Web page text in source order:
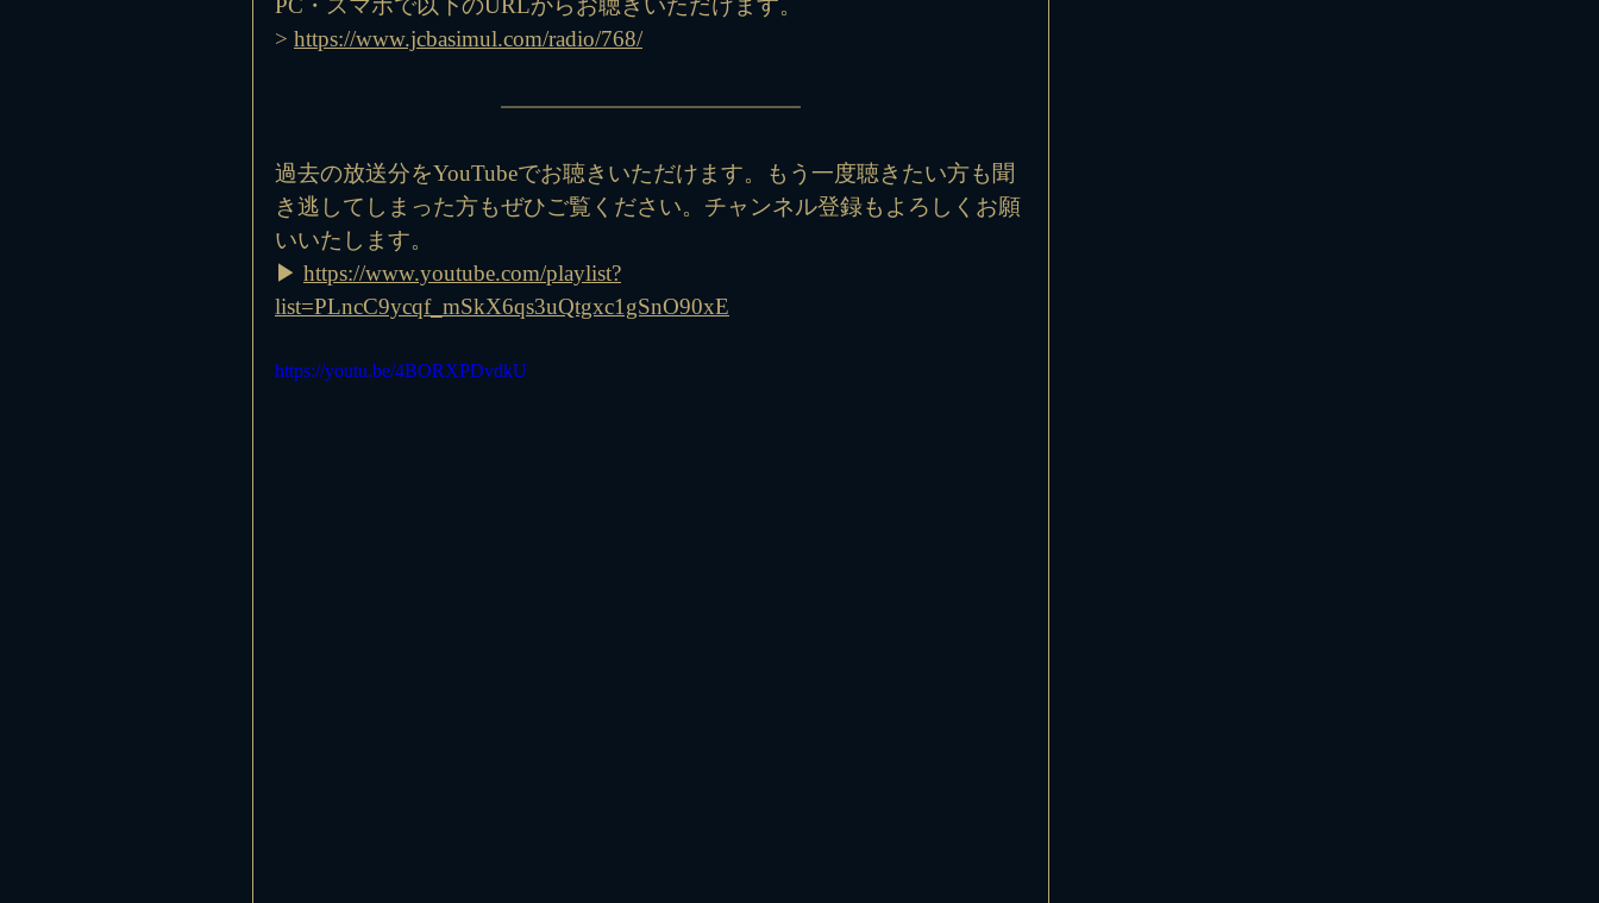
PC・スマホで以下のURLからお聴きいただけます。
> https://www.jcbasimul.com/radio/768/
過去の放送分をYouTubeでお聴きいただけます。もう一度聴きたい方も聞
き逃してしまった方もぜひご覧ください。チャンネル登録もよろしくお願
いいたします。
▶ https://www.youtube.com/playlist?
list=PLncC9ycqf_mSkX6qs3uQtgxc1gSnO90xE
https://youtu.be/4BORXPDvdkU